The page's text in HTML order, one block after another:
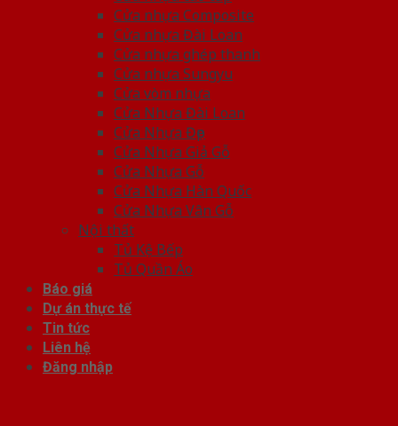
Cửa nhựa Composite
Cửa nhựa Đài Loan
Cửa nhựa ghép thanh
Cửa nhựa Sungyu
Cửa vòm nhựa
Cửa Nhựa Đài Loan
Cửa Nhựa Đẹp
Cửa Nhựa Giả Gỗ
Cửa Nhựa Gỗ
Cửa Nhựa Hàn Quốc
Cửa Nhựa Vân Gỗ
Nội thất
Tủ Kệ Bếp
Tủ Quần Áo
Báo giá
Dự án thực tế
Tin tức
Liên hệ
Đăng nhập